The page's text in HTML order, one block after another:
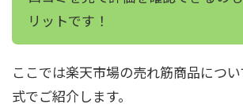
リットです！
ここでは楽天市場の売れ筋商品につ
式でご紹介します。